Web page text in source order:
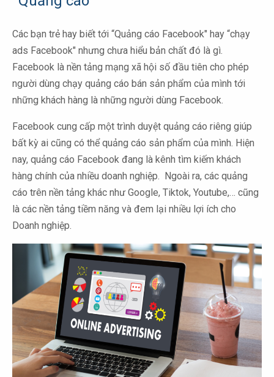
Các bạn trẻ hay biết tới “Quảng cáo Facebook" hay “chạy
ads Facebook" nhưng chưa hiểu bản chất đó là gì.
Facebook là nền tảng mạng xã hội số đầu tiên cho phép
người dùng chạy quảng cáo bán sản phẩm của mình tới
những khách hàng là những người dùng Facebook.
Facebook cung cấp một trình duyệt quảng cáo riêng giúp
bất kỳ ai cũng có thể quảng cáo sản phẩm của mình. Hiện
nay, quảng cáo Facebook đang là kênh tìm kiếm khách
hàng chính của nhiều doanh nghiệp. Ngoài ra, các quảng
cáo trên nền tảng khác như Google, Tiktok, Youtube,… cũng
là các nền tảng tiềm năng và đem lại nhiều lợi ích cho
Doanh nghiệp.